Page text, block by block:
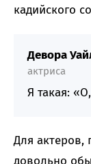
кадийского
Девора
актриса
Я такая:
Для актеров,
довольно